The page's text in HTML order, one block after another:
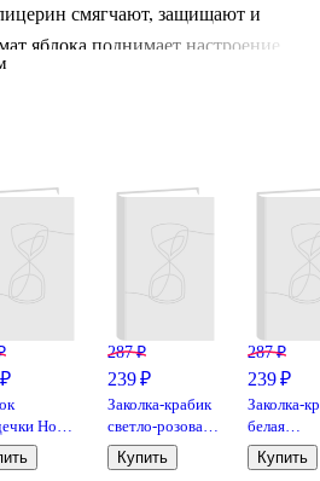
смягчают, защищают и
яблока поднимает настроение.
использования, и в качестве
деталь своей продукции.
Home
love
287 ₽
239 ₽
Заколка-крабик
светло-розовая
(искусственный
мех) (8 см),
Купить
287 ₽
239 ₽
Заколка-
белая
мех) (8 см),
Купить